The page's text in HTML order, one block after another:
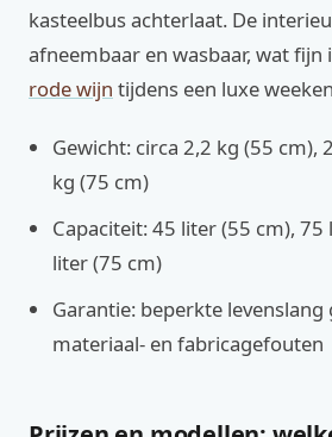
kasteelbus achterlaat. De
afneembaar en wasbaar, wat fijn
rode wijn tijdens een luxe
Gewicht: circa 2,2 kg (55 cm),
kg (75 cm)
Capaciteit: 45 liter (55 cm),
liter (75 cm)
Garantie: beperkte
materiaal- en fabricagefouten